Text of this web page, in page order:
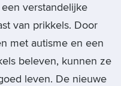
verstandelijke
van prikkels. Door
met autisme en een
beleven, kunnen ze
leven. De nieuwe